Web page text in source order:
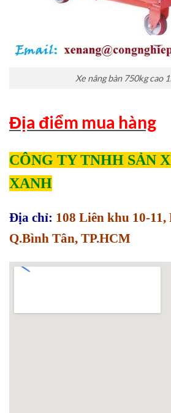
Xe nâng bàn 750kg cao
Địa điểm mua hàng
CÔNG TY TNHH SẢN
XANH
Địa chỉ: 108 Liên khu 10-
Q.Bình Tân, TP.HCM